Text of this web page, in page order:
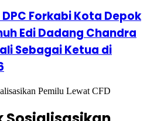
DPC Forkabi Kota Depok
Edi Dadang Chandra
Sebagai Ketua di
Pemilu Lewat CFD